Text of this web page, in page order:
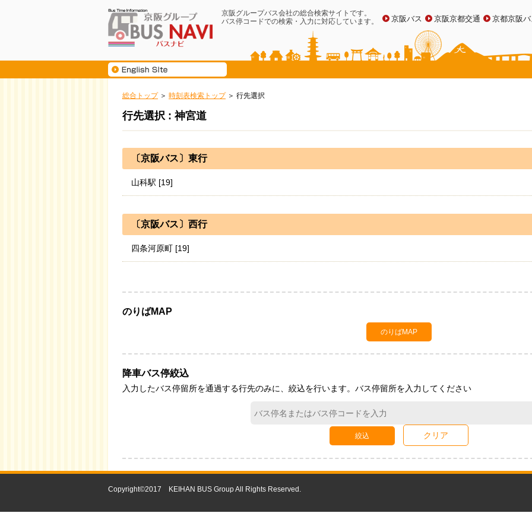
京阪グループバス会社の総合検索サイトです。
バス停コードでの検索・入力に対応しています。
京阪バス 京阪京都交通 京都京阪
総合トップ 時刻表検索トップ 行先選択
行先選択 : 神宮道
〔京阪バス〕東行
山科駅 [19]
〔京阪バス〕西行
四条河原町 [19]
のりばMAP
のりばMAP
降車バス停絞込
入力したバス停留所を通過する行先のみに、絞込を行います。バス停留所を入力してください
絞込 クリア
Copyright©2017 KEIHAN BUS Group All Rights Reserved.